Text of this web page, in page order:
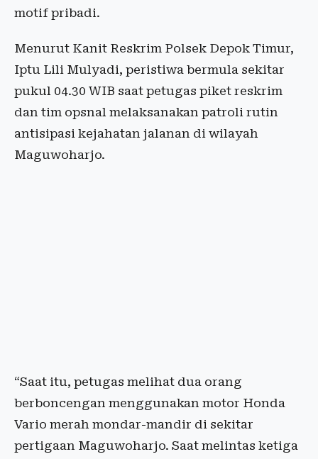
motif pribadi.
Menurut Kanit Reskrim Polsek Depok Timur,
Iptu Lili Mulyadi, peristiwa bermula sekitar
pukul 04.30 WIB saat petugas piket reskrim
dan tim opsnal melaksanakan patroli rutin
antisipasi kejahatan jalanan di wilayah
Maguwoharjo.
“Saat itu, petugas melihat dua orang
berboncengan menggunakan motor Honda
Vario merah mondar-mandir di sekitar
pertigaan Maguwoharjo. Saat melintas ketiga